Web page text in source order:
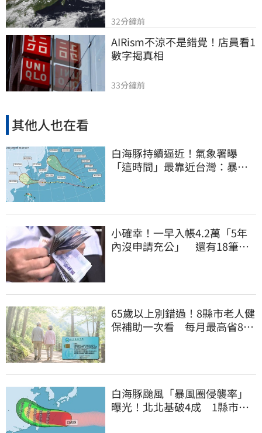
32分鐘前
AIRism不涼不是錯覺！店員看1
數字揭真相
33分鐘前
其他人也在看
白海豚持續逼近！氣象署曝
「這時間」最靠近台灣：暴風
小確幸！一早入帳4.2萬「5年
內沒申請充公」 還有18筆錢
65歲以上別錯過！8縣市老人健
保補助一次看 每月最高省826
白海豚颱風「暴風圈侵襲率」
曝光！北北基破4成 1縣市高